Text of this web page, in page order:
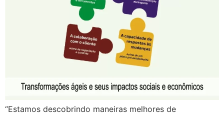
“Estamos descobrindo maneiras melhores de